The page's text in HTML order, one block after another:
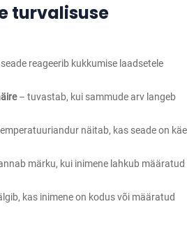
turvalisuse
reageerib kukkumise laadsetele
– tuvastab, kui sammude arv langeb
näitab, kas seade on käe
märku, kui inimene lahkub määratud
kas inimene on kodus või määratud